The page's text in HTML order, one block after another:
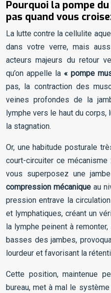
Pourquoi la pompe
pas quand vous
La lutte contre la cellulite
dans votre verre, mais
acteurs majeurs du retour
qu’on appelle la « pompe
pas, la contraction des
veines profondes de la
lymphe vers le haut du
la stagnation.
Or, une habitude posturale
court-circuiter ce
vous superposez une
compression mécaniqueau
pression entrave la
et lymphatiques, créant un
la lymphe peinent à
basses des jambes,
lourdeur et favorisant la
Cette position, maintenue
bureau, met à mal le